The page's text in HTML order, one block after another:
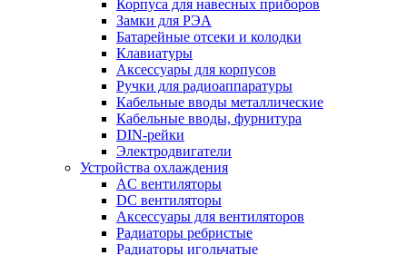
Корпуса для навесных приборов
Замки для РЭА
Батарейные отсеки и колодки
Клавиатуры
Аксессуары для корпусов
Ручки для радиоаппаратуры
Кабельные вводы металлические
Кабельные вводы, фурнитура
DIN-рейки
Электродвигатели
Устройства охлаждения
AC вентиляторы
DC вентиляторы
Аксессуары для вентиляторов
Радиаторы ребристые
Радиаторы игольчатые